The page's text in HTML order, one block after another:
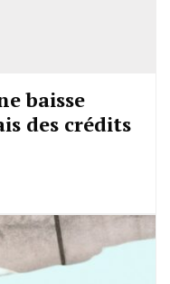
baisse
des crédits